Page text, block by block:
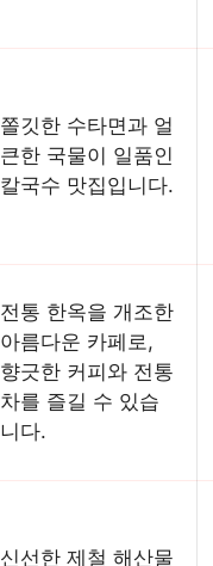
쫄깃한 수타면과 얼
큰한 국물이 일품인
칼국수 맛집입니다.
전통 한옥을 개조한
아름다운 카페로,
향긋한 커피와 전통
차를 즐길 수 있습
니다.
신선한 제철 해산물